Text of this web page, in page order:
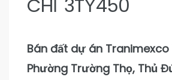
CHỈ 3TỶ450
Bán đất dự án
Phường Trường Thọ, Thủ